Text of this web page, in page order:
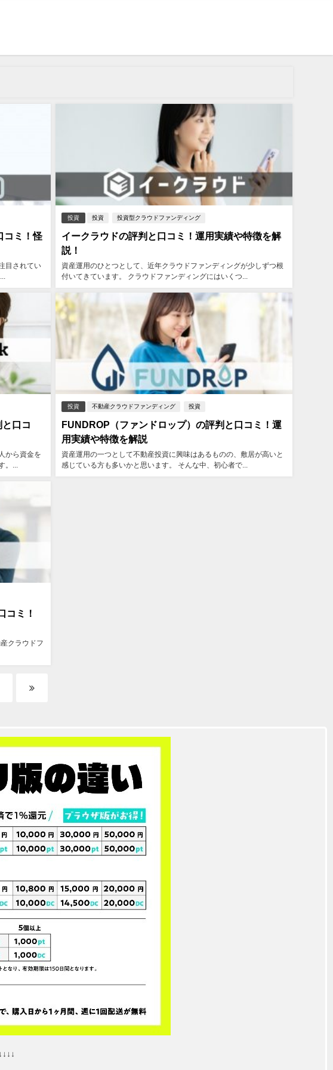
コミ！怪
目されてい
投資 投資 投資型クラウドファンディング
イークラウドの評判と口コミ！運用実績や特徴を解
説！
資産運用のひとつとして、近年クラウドファンディングが少しずつ根
付いてきています。 クラウドファンディングにはいくつ...
口コ
から資金を
。...
投資 不動産クラウドファンディング 投資
FUNDROP（ファンドロップ）の評判と口コミ！運
用実績や特徴を解説
資産運用の一つとして不動産投資に興味はあるものの、敷居が高いと
感じている方も多いかと思います。 そんな中、初心者で...
コミ！
クラウドフ